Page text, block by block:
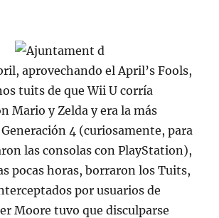
aprovechando el April’s Fools,
tuits de que Wii U corría
Mario y Zelda y era la más
4 (curiosamente, para
las consolas con PlayStation),
pocas horas, borraron los Tuits,
por usuarios de
Moore tuvo que disculparse